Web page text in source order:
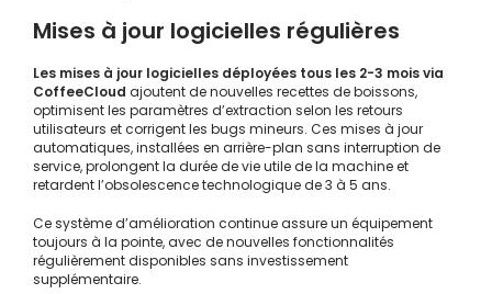
Mises à jour logicielles régulières
Les mises à jour logicielles déployées tous les 2-3 mois via
CoffeeCloud ajoutent de nouvelles recettes de boissons,
optimisent les paramètres d’extraction selon les retours
utilisateurs et corrigent les bugs mineurs. Ces mises à jour
automatiques, installées en arrière-plan sans interruption de
service, prolongent la durée de vie utile de la machine et
retardent l’obsolescence technologique de 3 à 5 ans.
Ce système d’amélioration continue assure un équipement
toujours à la pointe, avec de nouvelles fonctionnalités
régulièrement disponibles sans investissement
supplémentaire.